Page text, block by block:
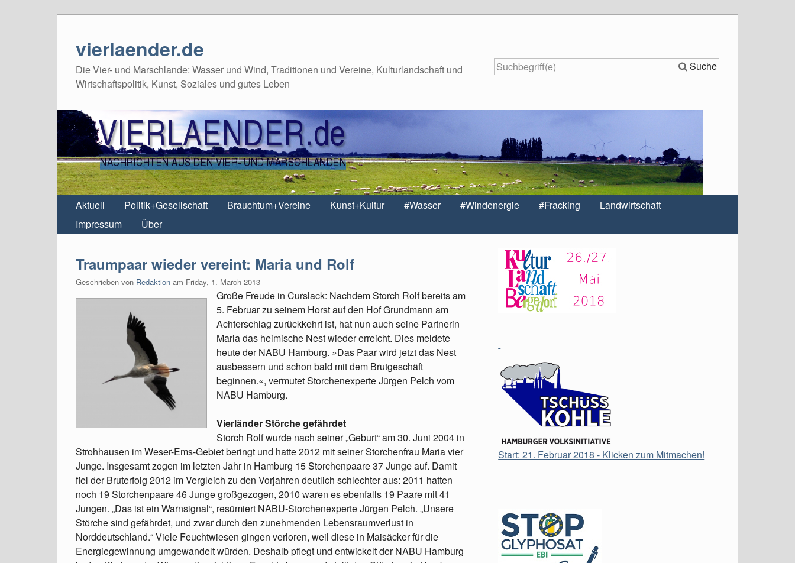
vierlaender.de
Die Vier- und Marschlande: Wasser und Wind, Traditionen und Vereine, Kulturlandschaft und
Wirtschaftspolitik, Kunst, Soziales und gutes Leben
Suche
Aktuell Politik+Gesellschaft Brauchtum+Vereine Kunst+Kultur #Wasser #Windenergie #Fracking
Landwirtschaft
Impressum
Über
Traumpaar wieder vereint: Maria und Rolf
Geschrieben von Redaktion am Friday, 1. March 2013
Große Freude in Curslack: Nachdem Storch Rolf bereits am
5. Februar zu seinem Horst auf den Hof Grundmann am
Achterschlag zurückkehrt ist, hat nun auch seine Partnerin
Maria das heimische Nest wieder erreicht. Dies meldete
heute der NABU Hamburg. »Das Paar wird jetzt das Nest
ausbessern und schon bald mit dem Brutgeschäft
beginnen.«, vermutet Storchenexperte Jürgen Pelch vom
NABU Hamburg.
Vierländer Störche gefährdet
Storch Rolf wurde nach seiner „Geburt“ am 30. Juni 2004 in
Strohhausen im Weser-Ems-Gebiet beringt und hatte 2012 mit seiner Storchenfrau Maria vier
Junge. Insgesamt zogen im letzten Jahr in Hamburg 15 Storchenpaare 37 Junge auf. Damit
fiel der Bruterfolg 2012 im Vergleich zu den Vorjahren deutlich schlechter aus: 2011 hatten
noch 19 Storchenpaare 46 Junge großgezogen, 2010 waren es ebenfalls 19 Paare mit 41
Jungen. „Das ist ein Warnsignal“, resümiert NABU-Storchenexperte Jürgen Pelch. „Unsere
Störche sind gefährdet, und zwar durch den zunehmenden Lebensraumverlust in
Norddeutschland.“ Viele Feuchtwiesen gingen verloren, weil diese in Maisäcker für die
Energiegewinnung umgewandelt würden. Deshalb pflegt und entwickelt der NABU Hamburg
Start: 21. Februar 2018 - Klicken zum Mitmachen!